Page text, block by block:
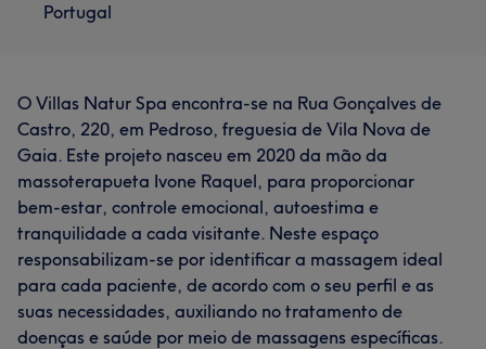
Portugal
O Villas Natur Spa encontra-se na Rua Gonçalves de
Castro, 220, em Pedroso, freguesia de Vila Nova de
Gaia. Este projeto nasceu em 2020 da mão da
massoterapueta Ivone Raquel, para proporcionar
bem-estar, controle emocional, autoestima e
tranquilidade a cada visitante. Neste espaço
responsabilizam-se por identificar a massagem ideal
para cada paciente, de acordo com o seu perfil e as
suas necessidades, auxiliando no tratamento de
doenças e saúde por meio de massagens específicas.